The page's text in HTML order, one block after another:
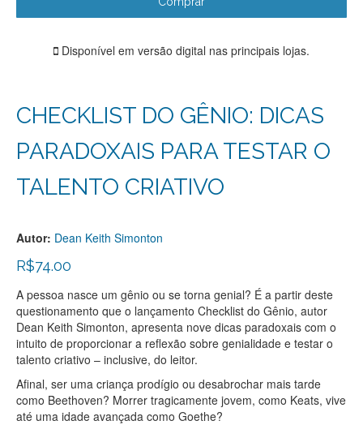
Disponível em versão digital nas principais lojas.
CHECKLIST DO GÊNIO: DICAS
PARADOXAIS PARA TESTAR O
TALENTO CRIATIVO
Autor: Dean Keith Simonton
R$74.00
A pessoa nasce um gênio ou se torna genial? É a partir deste
questionamento que o lançamento Checklist do Gênio, autor
Dean Keith Simonton, apresenta nove dicas paradoxais com o
intuito de proporcionar a reflexão sobre genialidade e testar o
talento criativo – inclusive, do leitor.
Afinal, ser uma criança prodígio ou desabrochar mais tarde
como Beethoven? Morrer tragicamente jovem, como Keats, vive
até uma idade avançada como Goethe?